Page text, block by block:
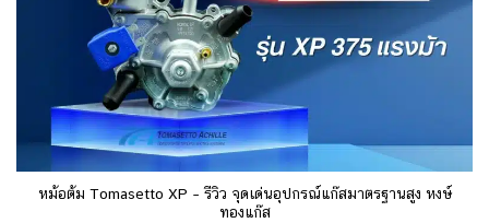
หม้อต้ม Tomasetto XP – รีวิว จุดเด่นอุปกรณ์แก๊สมาตรฐานสูง หงษ์
ทองแก๊ส